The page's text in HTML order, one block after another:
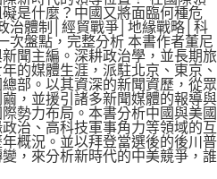
是什麼？中國又將面臨何種危
治體制│經貿戰爭│地緣戰略│科
次盤點，完整分析 本書作者董尼
聞主編。深耕政治學，並長期旅
的媒體生涯，派駐北京、東京、
部。以其資深的新聞資歷，從眾
，並援引諸多新聞媒體的報導與
勢力布局。本書分析中國與美國
治、高科技軍事角力等領域的互
概況。並以拜登當選後的後川普
，來分析新時代的中美競爭，誰